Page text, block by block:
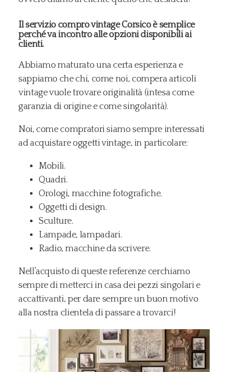
Il servizio compro vintage Corsico è semplice
perché va incontro alle opzioni disponibili ai
clienti.
Abbiamo maturato una certa esperienza e
sappiamo che chi, come noi, compera articoli
vintage vuole trovare originalità (intesa come
garanzia di origine e come singolarità).
Noi, come compratori siamo sempre interessati
ad acquistare oggetti vintage, in particolare:
Mobili.
Quadri.
Orologi, macchine fotografiche.
Oggetti di design.
Sculture.
Lampade, lampadari.
Radio, macchine da scrivere.
Nell’acquisto di queste referenze cerchiamo
sempre di metterci in casa dei pezzi singolari e
accattivanti, per dare sempre un buon motivo
alla nostra clientela di passare a trovarci!